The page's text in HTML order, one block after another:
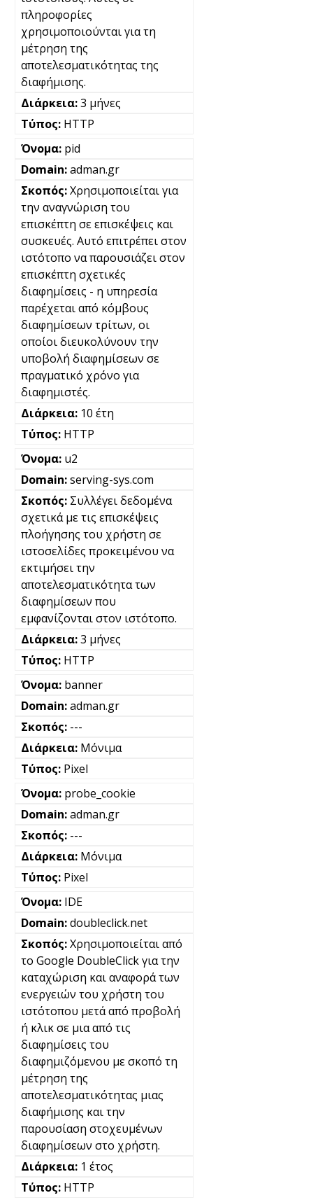
πληροφορίες
χρησιμοποιούνται για τη
μέτρηση της
αποτελεσματικότητας της
διαφήμισης.
3 μήνες
HTTP
pid
adman.gr
Χρησιμοποιείται για
την αναγνώριση του
επισκέπτη σε επισκέψεις και
συσκευές. Αυτό επιτρέπει στον
ιστότοπο να παρουσιάζει στον
επισκέπτη σχετικές
διαφημίσεις - η υπηρεσία
παρέχεται από κόμβους
διαφημίσεων τρίτων, οι
οποίοι διευκολύνουν την
υποβολή διαφημίσεων σε
πραγματικό χρόνο για
διαφημιστές.
10 έτη
HTTP
u2
serving-sys.com
Συλλέγει δεδομένα
σχετικά με τις επισκέψεις
πλοήγησης του χρήστη σε
ιστοσελίδες προκειμένου να
εκτιμήσει την
αποτελεσματικότητα των
διαφημίσεων που
εμφανίζονται στον ιστότοπο.
3 μήνες
HTTP
banner
adman.gr
---
Μόνιμα
Pixel
probe_cookie
adman.gr
---
Μόνιμα
Pixel
IDE
doubleclick.net
Χρησιμοποιείται από
το Google DoubleClick για την
καταχώριση και αναφορά των
ενεργειών του χρήστη του
ιστότοπου μετά από προβολή
ή κλικ σε μια από τις
διαφημίσεις του
διαφημιζόμενου με σκοπό τη
μέτρηση της
αποτελεσματικότητας μιας
διαφήμισης και την
παρουσίαση στοχευμένων
διαφημίσεων στο χρήστη.
1 έτος
HTTP